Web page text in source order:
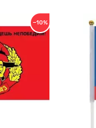
−10%